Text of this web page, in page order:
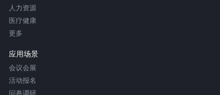
人力资源
医疗健康
更多
应用场景
会议会展
活动报名
问卷调研